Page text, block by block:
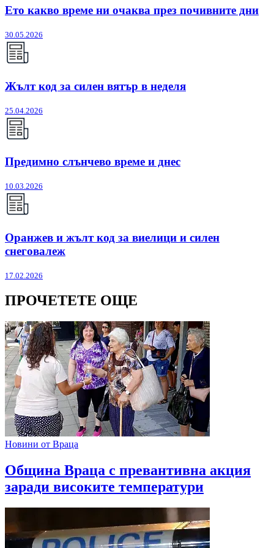
Ето какво време ни очаква през почивните дни
30.05.2026
Жълт код за силен вятър в неделя
25.04.2026
Предимно слънчево време и днес
10.03.2026
Оранжев и жълт код за виелици и силен
снеговалеж
17.02.2026
ПРОЧЕТЕТЕ ОЩЕ
Новини от Враца
Община Враца с превантивна акция
заради високите температури